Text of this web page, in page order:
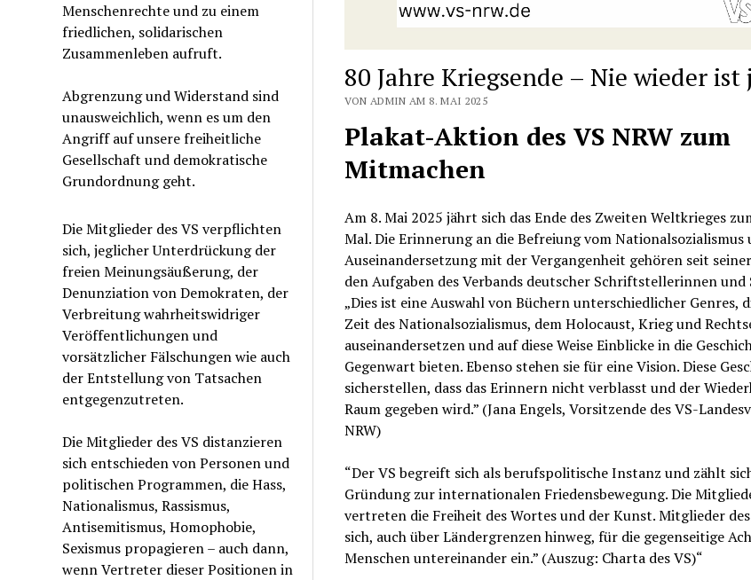
Menschenrechte und zu einem
friedlichen, solidarischen
Zusammenleben aufruft.
Abgrenzung und Widerstand sind
unausweichlich, wenn es um den
Angriff auf unsere freiheitliche
Gesellschaft und demokratische
Grundordnung geht.
Die Mitglieder des VS verpflichten
sich, jeglicher Unterdrückung der
freien Meinungsäußerung, der
Denunziation von Demokraten, der
Verbreitung wahrheitswidriger
Veröffentlichungen und
vorsätzlicher Fälschungen wie auch
der Entstellung von Tatsachen
entgegenzutreten.
Die Mitglieder des VS distanzieren
sich entschieden von Personen und
politischen Programmen, die Hass,
Nationalismus, Rassismus,
Antisemitismus, Homophobie,
Sexismus propagieren – auch dann,
wenn Vertreter dieser Positionen in
80 Jahre Kriegsende – Nie wieder
VON ADMIN AM 8. MAI 2025
Plakat-Aktion des VS NRW zum
Mitmachen
Am 8. Mai 2025 jährt sich das Ende des Zweiten Weltkrieges
Mal. Die Erinnerung an die Befreiung vom Nationalsozialismus
Auseinandersetzung mit der Vergangenheit gehören seit
den Aufgaben des Verbands deutscher Schriftstellerinnen
„Dies ist eine Auswahl von Büchern unterschiedlicher Genres,
Zeit des Nationalsozialismus, dem Holocaust, Krieg und
auseinandersetzen und auf diese Weise Einblicke in die
Gegenwart bieten. Ebenso stehen sie für eine Vision. Diese
sicherstellen, dass das Erinnern nicht verblasst und der
Raum gegeben wird.” (Jana Engels, Vorsitzende des VS-
NRW)
“Der VS begreift sich als berufspolitische Instanz und zählt
Gründung zur internationalen Friedensbewegung. Die
vertreten die Freiheit des Wortes und der Kunst. Mitglieder
sich, auch über Ländergrenzen hinweg, für die gegenseitige
Menschen untereinander ein.” (Auszug: Charta des VS)“